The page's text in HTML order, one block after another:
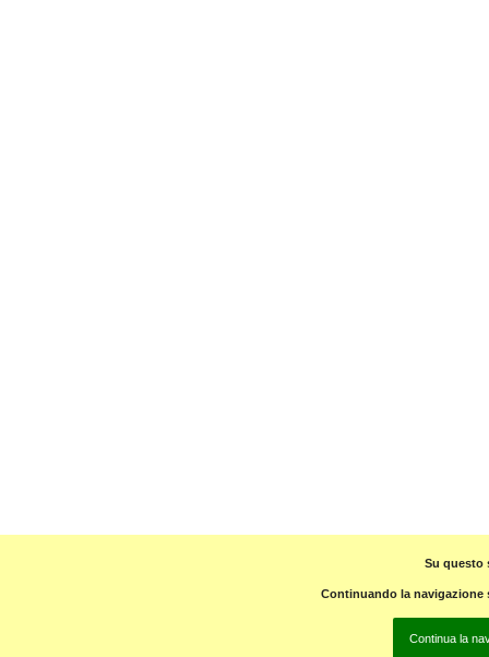
Su questo
Continuando la navigazione
Continua la